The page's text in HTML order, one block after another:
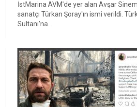
İstMarina AVM'de yer alan Avşar
sanatçı Türkan Şoray'ın ismi verildi.
Sultanı'na...